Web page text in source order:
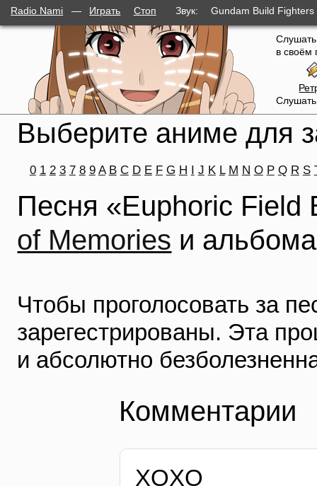
Radio Nami — Играть Стоп Звук:
Gundam Build
слушателей
в своём
Выберите аниме для
0 1 2 3 7 8 9 A B C D E F G H I J K L M N O P Q R S
Песня «Euphoric
of Memories и
Чтобы проголосовать за
зарегестрированы. Эта
и абсолютно
Комментарии
XOXO